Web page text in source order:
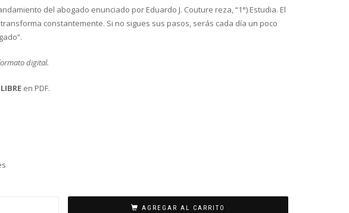
del abogado enunciado por Eduardo J. Couture reza, “1°) Estudia. El
constantemente. Si no sigues sus pasos, serás cada día un poco
digital.
en PDF.
AGREGAR AL CARRITO